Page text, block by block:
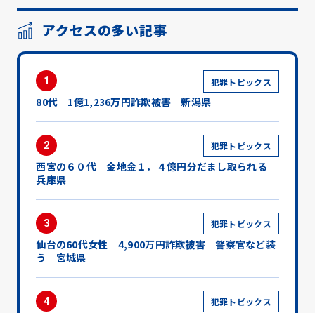
アクセスの多い記事
1 犯罪トピックス
80代 1億1,236万円詐欺被害 新潟県
2 犯罪トピックス
西宮の６０代 金地金１．４億円分だまし取られる
兵庫県
3 犯罪トピックス
仙台の60代女性 4,900万円詐欺被害 警察官など装
う 宮城県
4 犯罪トピックス